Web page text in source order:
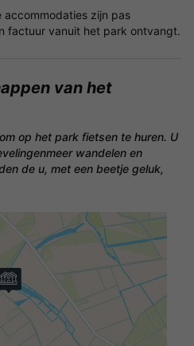
accommodaties zijn pas
factuur vanuit het park ontvangt.
van het
op het park fietsen te huren. U
wandelen en
de u, met een beetje geluk,